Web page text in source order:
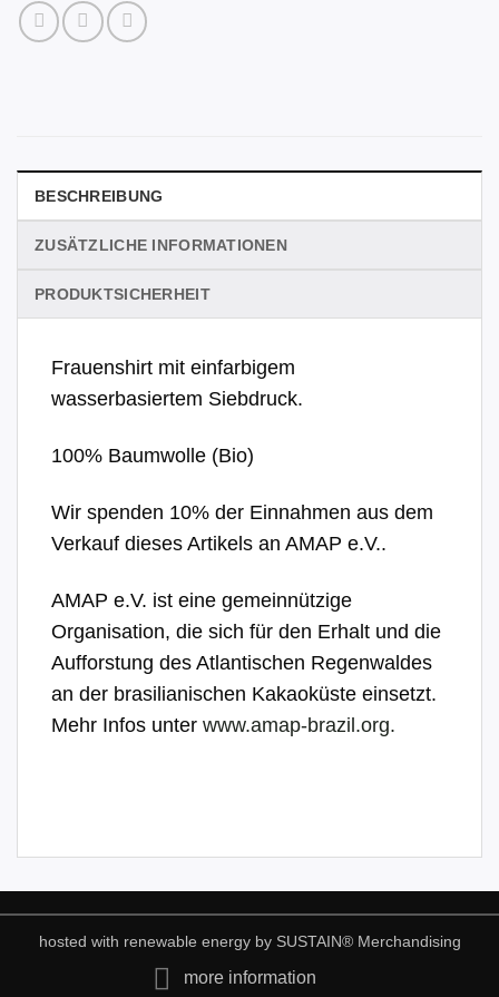
BESCHREIBUNG
ZUSÄTZLICHE INFORMATIONEN
PRODUKTSICHERHEIT
Frauenshirt mit einfarbigem
wasserbasiertem Siebdruck.
100% Baumwolle (Bio)
Wir spenden 10% der Einnahmen aus dem
Verkauf dieses Artikels an AMAP e.V..
AMAP e.V. ist eine gemeinnützige
Organisation, die sich für den Erhalt und die
Aufforstung des Atlantischen Regenwaldes
an der brasilianischen Kakaoküste einsetzt.
Mehr Infos unter www.amap-brazil.org.
hosted with renewable energy by SUSTAIN® Merchandising
more information